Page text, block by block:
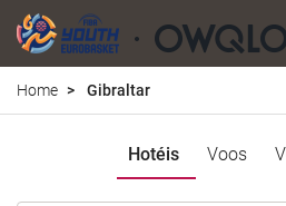
Home Gibraltar
Hotéis Voos